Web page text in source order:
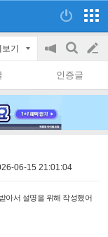
보기
공
on/off
검
색
글
쓰
인증글
06-15 21:01:04
아서 설명을 위해 작성했어